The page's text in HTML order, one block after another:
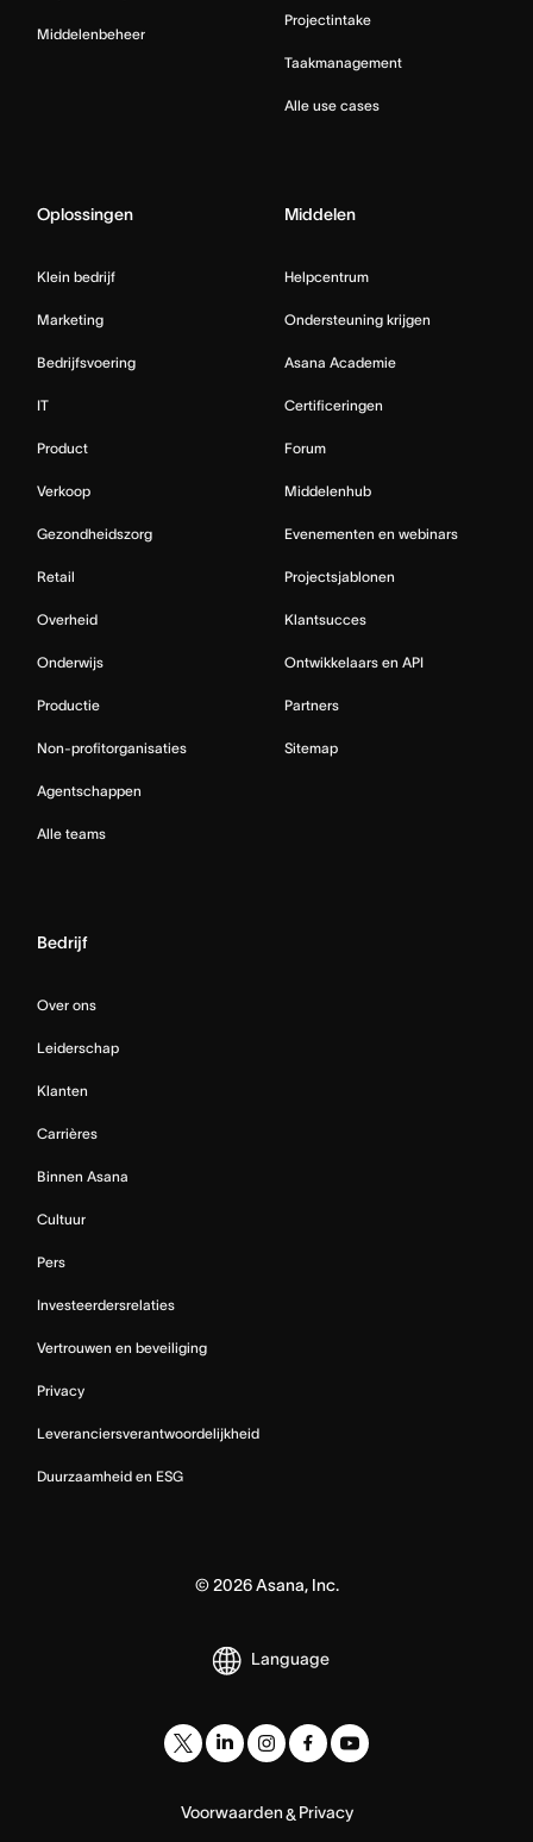
Middelenbeheer
Projectintake
Taakmanagement
Alle use cases
Oplossingen
Klein bedrijf
Marketing
Bedrijfsvoering
IT
Product
Verkoop
Gezondheidszorg
Retail
Overheid
Onderwijs
Productie
Non-profitorganisaties
Agentschappen
Alle teams
Middelen
Helpcentrum
Ondersteuning krijgen
Asana Academie
Certificeringen
Forum
Middelenhub
Evenementen en webinars
Projectsjablonen
Klantsucces
Ontwikkelaars en API
Partners
Sitemap
Bedrijf
Over ons
Leiderschap
Klanten
Carrières
Binnen Asana
Cultuur
Pers
Investeerdersrelaties
Vertrouwen en beveiliging
Privacy
Leveranciersverantwoordelijkheid
Duurzaamheid en ESG
© 2026Asana, Inc.
Language
Voorwaarden& Privacy